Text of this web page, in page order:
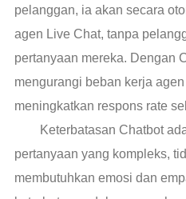
pelanggan, ia akan secara
agen Live Chat, tanpa
pertanyaan mereka. Dengan
mengurangi beban kerja
meningkatkan respons rate
Keterbatasan Chatbot
pertanyaan yang kompleks,
membutuhkan emosi dan